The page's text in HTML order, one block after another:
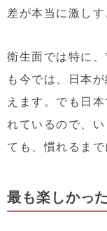
差が本当に激しす
衛生面では特に
も今では、日本
えます。でも日
れているので、
ても、慣れるま
最も楽しかっ